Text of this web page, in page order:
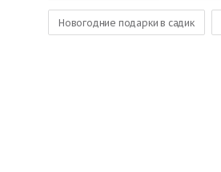
Новогодние подарки в садик